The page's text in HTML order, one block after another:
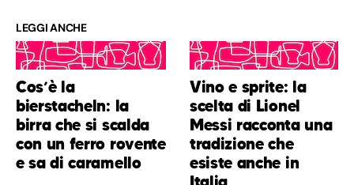
LEGGI ANCHE
Cos’è la
bierstacheln: la
birra che si scalda
con un ferro rovente
e sa di caramello
Vino e sprite: la
scelta di Lionel
Messi racconta una
tradizione che
esiste anche in